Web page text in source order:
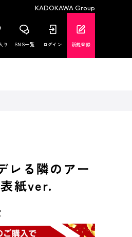
KADOKAWA Group
り SNS一覧 ログイン 新規登録
レる隣のアー
紙ver.